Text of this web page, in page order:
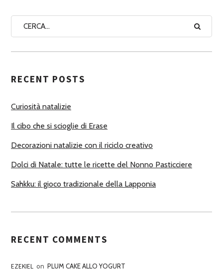
A
U
O
I
RECENT POSTS
Curiosità natalizie
Il cibo che si scioglie di Erase
Decorazioni natalizie con il riciclo creativo
Dolci di Natale: tutte le ricette del Nonno Pasticciere
Sahkku: il gioco tradizionale della Lapponia
RECENT COMMENTS
EZEKIEL on PLUM CAKE ALLO YOGURT